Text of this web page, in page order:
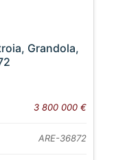
Grandola,
3 800 000 €
ARE-36872